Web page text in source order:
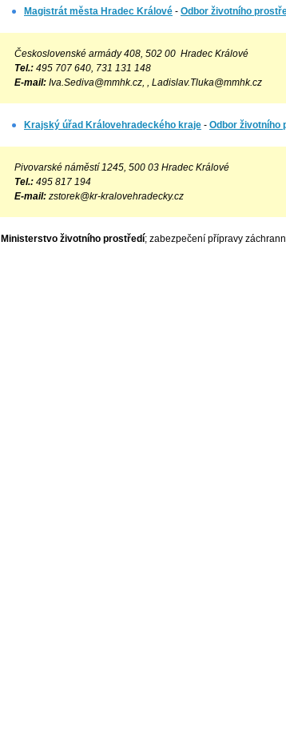
Magistrát města Hradec Králové - Odbor životního
Československé armády 408, 502 00 Hradec Králové
Tel.: 495 707 640, 731 131 148
E-mail: Iva.Sediva@mmhk.cz, , Ladislav.Tluka@mmhk.cz
Krajský úřad Královehradeckého kraje - Odbor životního
Pivovarské náměstí 1245, 500 03 Hradec Králové
Tel.: 495 817 194
E-mail: zstorek@kr-kralovehradecky.cz
Ministerstvo životního prostředí; zabezpečení přípravy